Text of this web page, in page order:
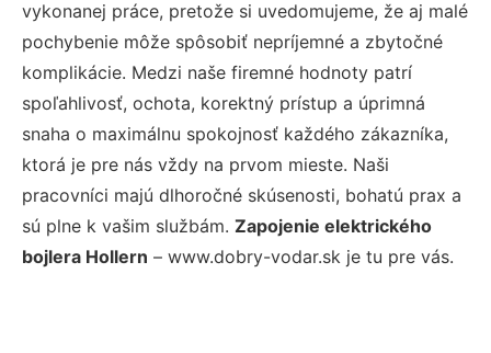
vykonanej práce, pretože si uvedomujeme, že aj malé
pochybenie môže spôsobiť nepríjemné a zbytočné
komplikácie. Medzi naše firemné hodnoty patrí
spoľahlivosť, ochota, korektný prístup a úprimná
snaha o maximálnu spokojnosť každého zákazníka,
ktorá je pre nás vždy na prvom mieste. Naši
pracovníci majú dlhoročné skúsenosti, bohatú prax a
sú plne k vašim službám. Zapojenie elektrického
bojlera Hollern – www.dobry-vodar.sk je tu pre vás.